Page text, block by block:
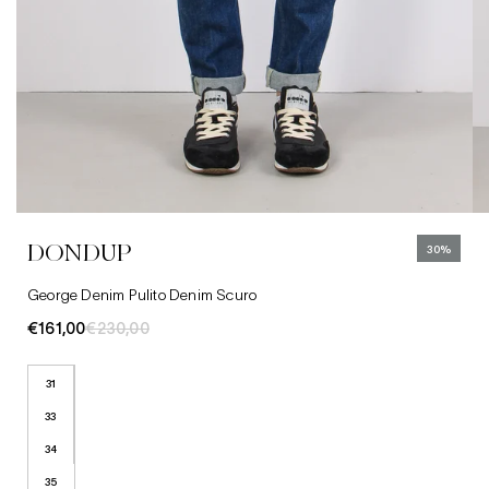
30%
DONDUP
George Denim Pulito Denim Scuro
€161,00€230,00
31
33
34
35
Jeans
Cappelli